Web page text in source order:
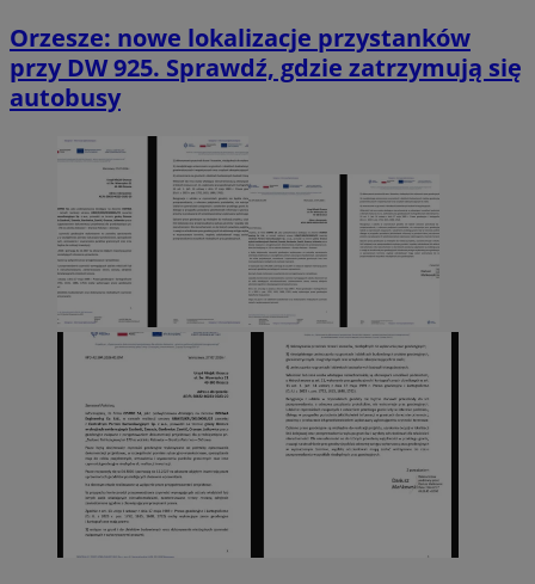
Orzesze: nowe lokalizacje przystanków
przy DW 925. Sprawdź, gdzie zatrzymują się
autobusy